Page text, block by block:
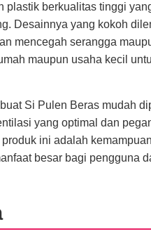
plastik berkualitas tinggi
Desainnya yang kokoh
mencegah serangga
maupun usaha kecil
Si Pulen Beras mudah
yang optimal dan
ini adalah
besar bagi pengguna